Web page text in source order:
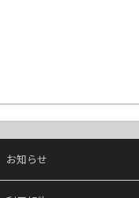
お知らせ